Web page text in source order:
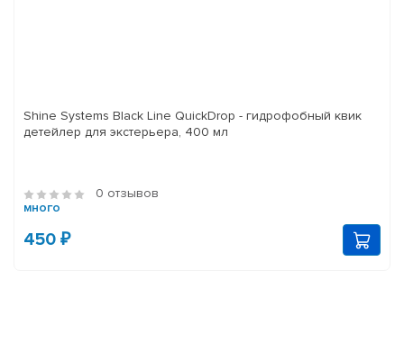
Shine Systems Black Line QuickDrop - гидрофобный квик
детейлер для экстерьера, 400 мл
0 отзывов
много
450 ₽